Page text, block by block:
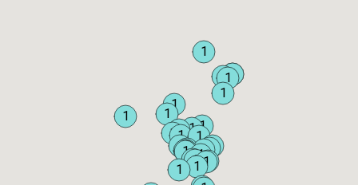
1
1
1
1
1
1
1
1
1
1
3
1
1
1
1
1
1
1
1
1
1
1
1
1
1
1
1
1
1
1